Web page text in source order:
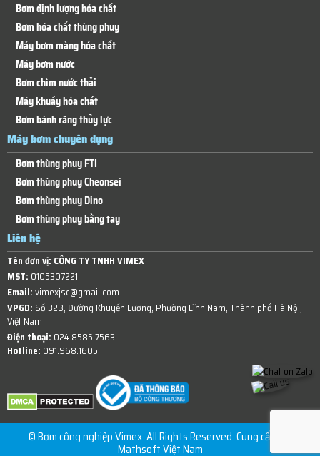
Bơm định lượng hóa chất
Bơm hóa chất thùng phuy
Máy bơm màng hóa chất
Máy bơm nước
Bơm chìm nước thải
Máy khuấy hóa chất
Bơm bánh răng thủy lực
Máy bơm chuyên dụng
Bơm thùng phuy FTI
Bơm thùng phuy Cheonsei
Bơm thùng phuy Dino
Bơm thùng phuy bằng tay
Liên hệ
Tên đơn vị: CÔNG TY TNHH VIMEX
MST: 0105307221
Email:vimexjsc@gmail.com
VPGD: Số 32B, Đường Khuyến Lương, Phường Lĩnh Nam, Thành phố Hà Nội,
Việt Nam
Điện thoại: 024.8585.7563
Hotline: 091.968.1605
© Bơm công nghiệp Vimex. All Rights Reserved. Cung cấp bởi
Mathsoft Việt Nam